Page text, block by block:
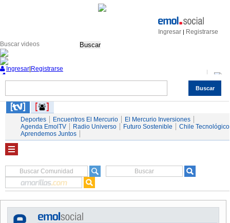
Ingresar | Registrarse
Buscar
Buscar
Ingresar Registrarse
Servicios
Deportes Encuentros El Mercurio
El Mercurio Inversiones
Agenda EmolTV
Radio Universo Futuro Sostenible
Chile Tecnológico
Aprendemos Juntos